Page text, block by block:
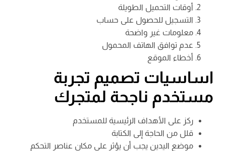
أوقات التحميل الطويلة
التسجيل للحصول على حساب
معلومات غير واضحة
عدم توافق الهاتف المحمول
أخطاء الموقع
اساسيات تصميم تجربة
مستخدم ناجحة لمتجرك
ركز على الأهداف الرئيسية للمستخدم
قلل من الحاجة إلى الكتابة
موضع اليدين يجب أن يؤثر على مكان عناصر التحكم